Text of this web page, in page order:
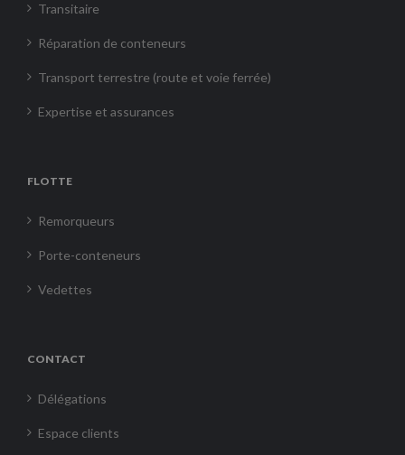
Transitaire
Réparation de conteneurs
Transport terrestre (route et voie ferrée)
Expertise et assurances
FLOTTE
Remorqueurs
Porte-conteneurs
Vedettes
CONTACT
Délégations
Espace clients